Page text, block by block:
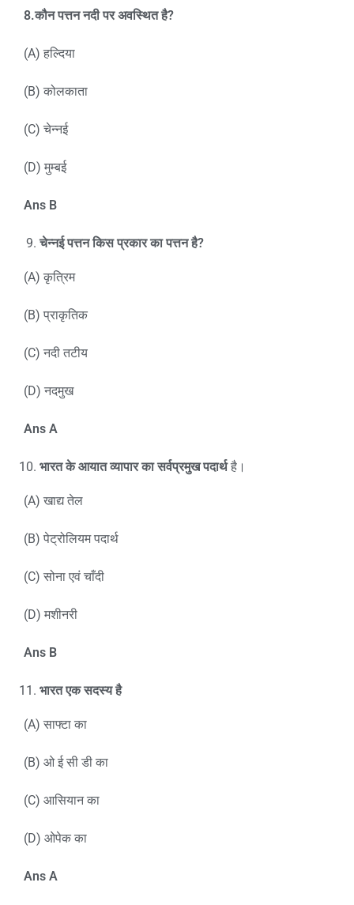
8.कौन पत्तन नदी पर अवस्थित है?
(A) हल्दिया
(B) कोलकाता
(C) चेन्नई
(D) मुम्बई
Ans B
चेन्नई पत्तन किस प्रकार का पत्तन है?
(A) कृत्रिम
(B) प्राकृतिक
(C) नदी तटीय
(D) नदमुख
Ans A
भारत के आयात व्यापार का सर्वप्रमुख पदार्थहै।
(A) खाद्य तेल
(B) पेट्रोलियम पदार्थ
(C) सोना एवं चाँदी
(D) मशीनरी
Ans B
भारत एक सदस्य है
(A) साफ्टा का
(B) ओ ई सी डी का
(C) आसियान का
(D) ओपेक का
Ans A